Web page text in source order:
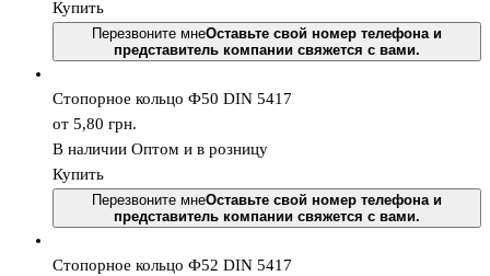
Купить
Перезвоните мнеОставьте свой номер телефона и
представитель компании свяжется с вами.
Стопорное кольцо Ф50 DIN 5417
от 5,80 грн.
В наличии Оптом и в розницу
Купить
Перезвоните мнеОставьте свой номер телефона и
представитель компании свяжется с вами.
Стопорное кольцо Ф52 DIN 5417